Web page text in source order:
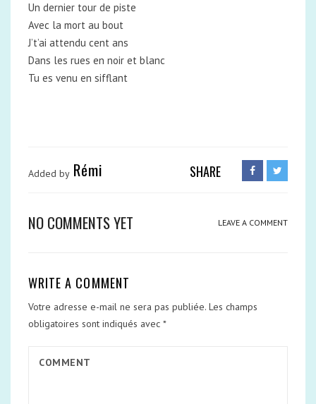
Un dernier tour de piste
Avec la mort au bout
J’t’ai attendu cent ans
Dans les rues en noir et blanc
Tu es venu en sifflant
Added by Rémi SHARE
NO COMMENTS YET LEAVE A COMMENT
WRITE A COMMENT
Votre adresse e-mail ne sera pas publiée. Les champs
obligatoires sont indiqués avec *